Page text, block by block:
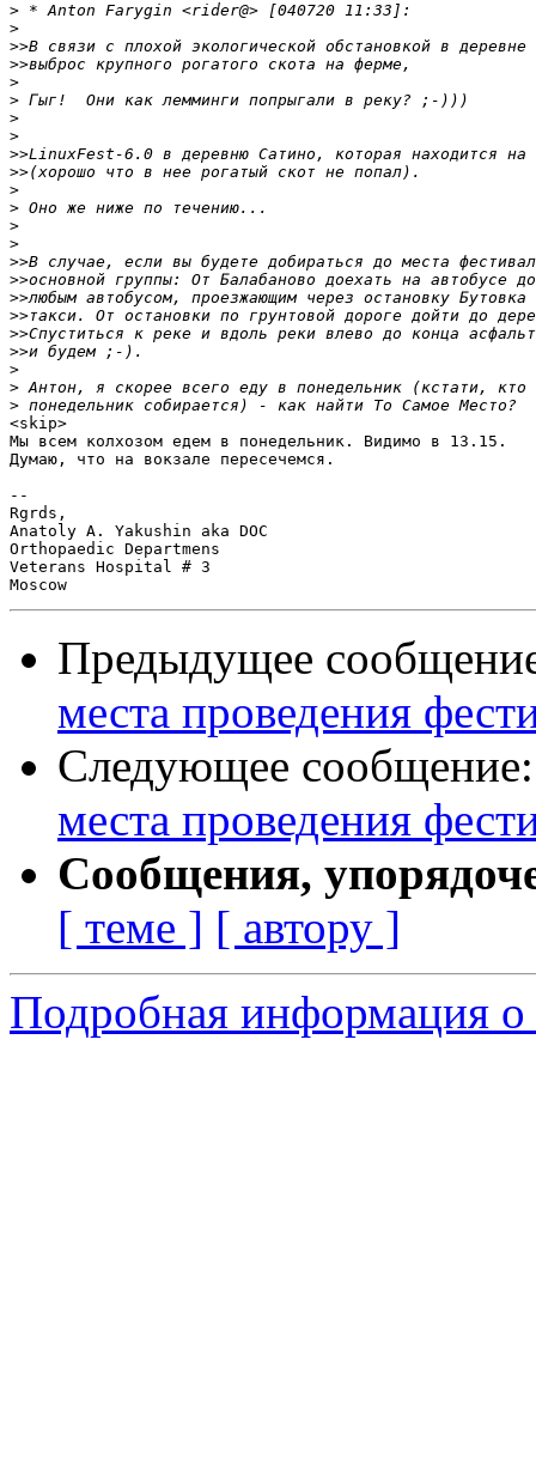
>
>
>>
>>
>
>
>
>
>>
>>
>
>
>
>
>>
>>
>>
>>
>>
>>
>
>
>
<skip>
Мы всем колхозом едем в понедельник. Видимо в 13.15.
Думаю, что на вокзале пересечемся.
--
Rgrds,
Anatoly A. Yakushin aka DOC
Orthopaedic Departmens
Veterans Hospital # 3
Предыдущее
места проведения
Следующее
места проведения
Сообщения,
[ теме ] [ автору ]
Подробная информация о